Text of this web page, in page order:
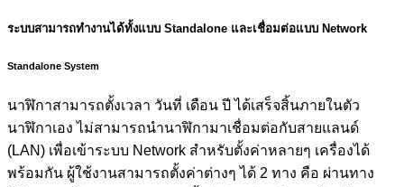
ระบบสามารถทำงานได้ทั้งแบบ Standalone และเชื่อมต่อแบบ Network
Standalone System
นาฬิกาสามารถตั้งเวลา วันที่ เดือน ปี ได้เสร็จสิ้นภายในตัว
นาฬิกาเอง ไม่สามารถนำนาฬิกามาเชื่อมต่อกับสายแลนด์
(LAN) เพื่อเข้าระบบ Network สำหรับตั้งค่าหลายๆ เครื่องได้
พร้อมกัน ผู้ใช้งานสามารถตั้งค่าต่างๆ ได้ 2 ทาง คือ ผ่านทาง